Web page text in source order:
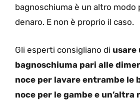
bagnoschiuma è un altro modo
denaro. E non è proprio il caso.
Gli esperti consigliano di usare
bagnoschiuma pari alle
noce per lavare entrambe le
noce per le gambe e un’altra